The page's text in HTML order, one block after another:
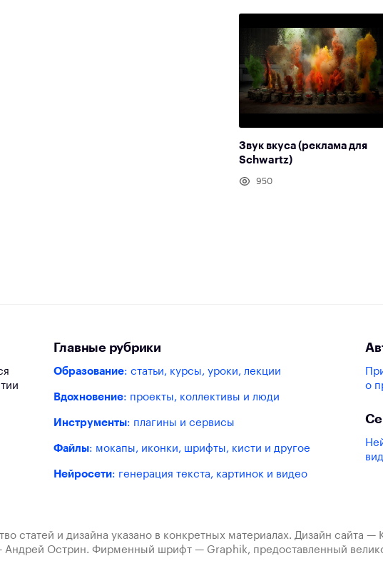
Звук вкуса (реклама для
Schwartz)
950
Главные рубрики
Образование: статьи, курсы, уроки, лекции
Вдохновение: проекты, коллективы и люди
Инструменты: плагины и сервисы
Файлы: мокапы, иконки, шрифты, кисти и другое
Нейросети: генерация текста, картинок и видео
о
статей и дизайна указано в конкретных материалах. Дизайн сайта
Андрей Острин. Фирменный шрифт — Graphik, предоставленный